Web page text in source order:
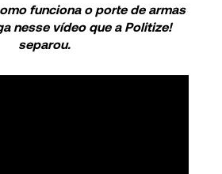
funciona o porte de armas
nesse vídeo que a Politize!
separou.